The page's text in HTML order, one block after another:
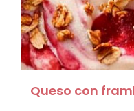
Queso con